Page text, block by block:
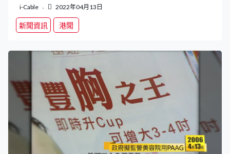
i-Cable 2022年04月13日
新聞資訊 港聞